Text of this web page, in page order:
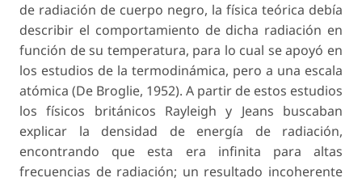
de radiación de cuerpo negro, la física teórica debía
describir el comportamiento de dicha radiación en
función de su temperatura, para lo cual se apoyó en
los estudios de la termodinámica, pero a una escala
atómica (De Broglie, 1952). A partir de estos estudios
los físicos británicos Rayleigh y Jeans buscaban
explicar la densidad de energía de radiación,
encontrando que esta era infinita para altas
frecuencias de radiación; un resultado incoherente